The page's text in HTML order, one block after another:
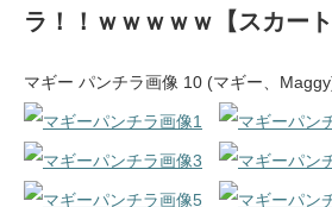
ラ！！ｗｗｗｗｗ【スカート
マギー パンチラ画像 10 (マギー、